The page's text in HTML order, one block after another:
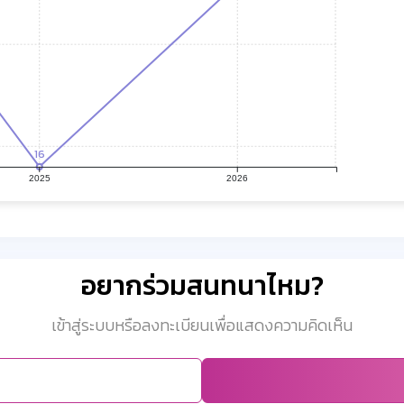
16
2025 2026
อยากร่วมสนทนาไหม?
เข้าสู่ระบบหรือลงทะเบียนเพื่อแสดงความคิดเห็น